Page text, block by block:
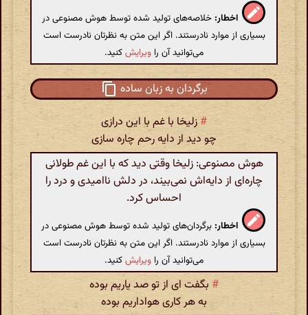
اخطار: خلاصه‌های تولید شده توسط هوش مصنوعی در
بسیاری از موارد نادرستند. اگر این متن به نظرتان نادرست است
می‌توانید آن را ویرایشکنید.
برگردان به زبان ساده
# زلیخا با غم با این درازی
چو دید از دایه رحم چاره سازی
هوش مصنوعی: زلیخا وقتی دید که با این غم طولانی
چاره‌ای از دایه‌اش نمی‌بیند، در دلش ناامیدی و درد را
احساس کرد.
اخطار: برگردان‌های تولید شده توسط هوش مصنوعی در
بسیاری از موارد نادرستند. اگر این متن به نظرتان نادرست است
می‌توانید آن را ویرایشکنید.
# بگفت ای از تو صد یاریم بوده
به هر کاری هواداریم بوده